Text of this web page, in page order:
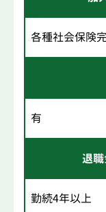
各種社会保険
有
退
勤続4年以上